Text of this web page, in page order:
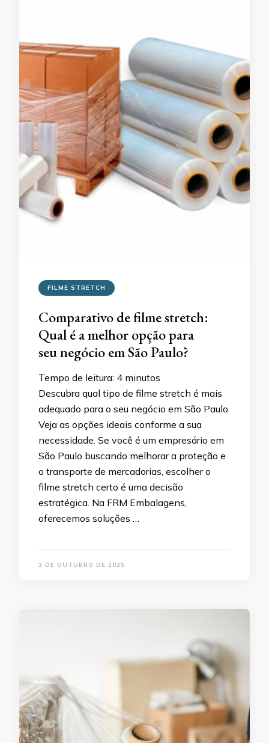
FILME STRETCH
Comparativo de filme stretch:
Qual é a melhor opção para
seu negócio em São Paulo?
Tempo de leitura: 4 minutos
Descubra qual tipo de filme stretch é mais
adequado para o seu negócio em São Paulo.
Veja as opções ideais conforme a sua
necessidade. Se você é um empresário em
São Paulo buscando melhorar a proteção e
o transporte de mercadorias, escolher o
filme stretch certo é uma decisão
estratégica. Na FRM Embalagens,
oferecemos soluções …
3 DE OUTUBRO DE 2025